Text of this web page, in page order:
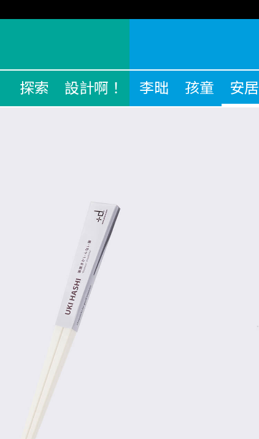
探索 設計啊！ 李昢 孩童 安居